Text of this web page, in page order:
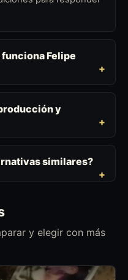
Felipe
y
similares?
y elegir con más